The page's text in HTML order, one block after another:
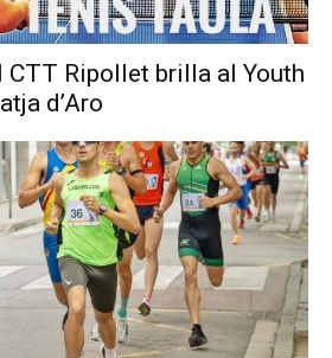
CTT Ripollet brilla al Youth
d’Aro